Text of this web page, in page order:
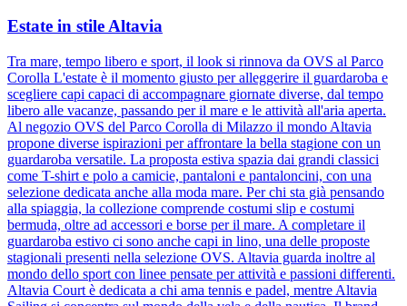
Estate in stile Altavia
Tra mare, tempo libero e sport, il look si rinnova da OVS al Parco
Corolla L'estate è il momento giusto per alleggerire il guardaroba e
scegliere capi capaci di accompagnare giornate diverse, dal tempo
libero alle vacanze, passando per il mare e le attività all'aria aperta.
Al negozio OVS del Parco Corolla di Milazzo il mondo Altavia
propone diverse ispirazioni per affrontare la bella stagione con un
guardaroba versatile. La proposta estiva spazia dai grandi classici
come T-shirt e polo a camicie, pantaloni e pantaloncini, con una
selezione dedicata anche alla moda mare. Per chi sta già pensando
alla spiaggia, la collezione comprende costumi slip e costumi
bermuda, oltre ad accessori e borse per il mare. A completare il
guardaroba estivo ci sono anche capi in lino, una delle proposte
stagionali presenti nella selezione OVS. Altavia guarda inoltre al
mondo dello sport con linee pensate per attività e passioni differenti.
Altavia Court è dedicata a chi ama tennis e padel, mentre Altavia